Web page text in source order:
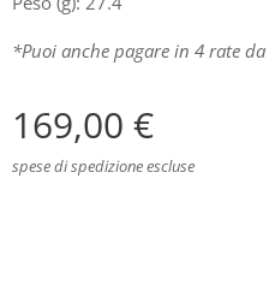
*Puoi anche pagare in 4 rate da
169,00 €
spese di spedizione escluse